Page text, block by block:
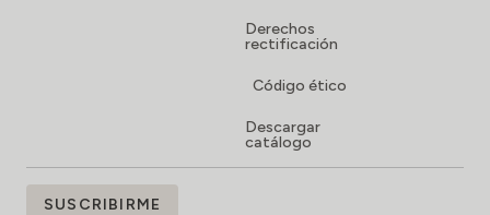
Derechos
rectificación
Código ético
Descargar
catálogo
SUSCRÍBETE
SUSCRIBIRME